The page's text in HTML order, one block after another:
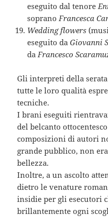
eseguito dal tenore
soprano Francesca
Wedding flowers
eseguito daGiovanni
da Francesco
Gli interpreti della
tutte le loro qualità
tecniche.
I brani eseguiti
del belcanto
composizioni di autori
grande pubblico, non
bellezza.
Inoltre, a un ascolto
dietro le venature
insidie per gli esecutori
brillantemente ogni